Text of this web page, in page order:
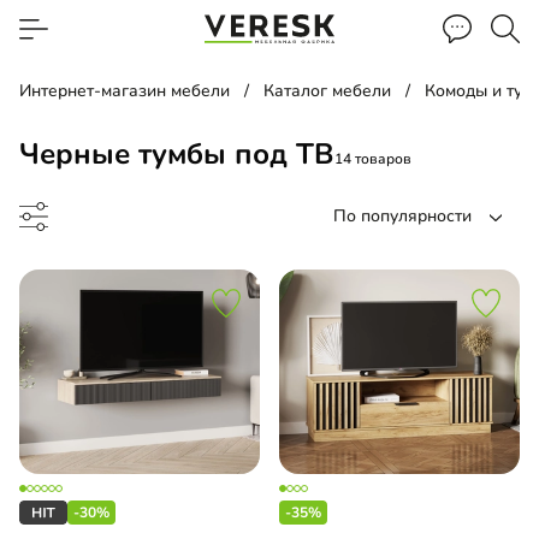
Интернет-магазин мебели Каталог мебели Комоды и
Черные тумбы под ТВ14 товаров
По популярности
до
-30% -35%